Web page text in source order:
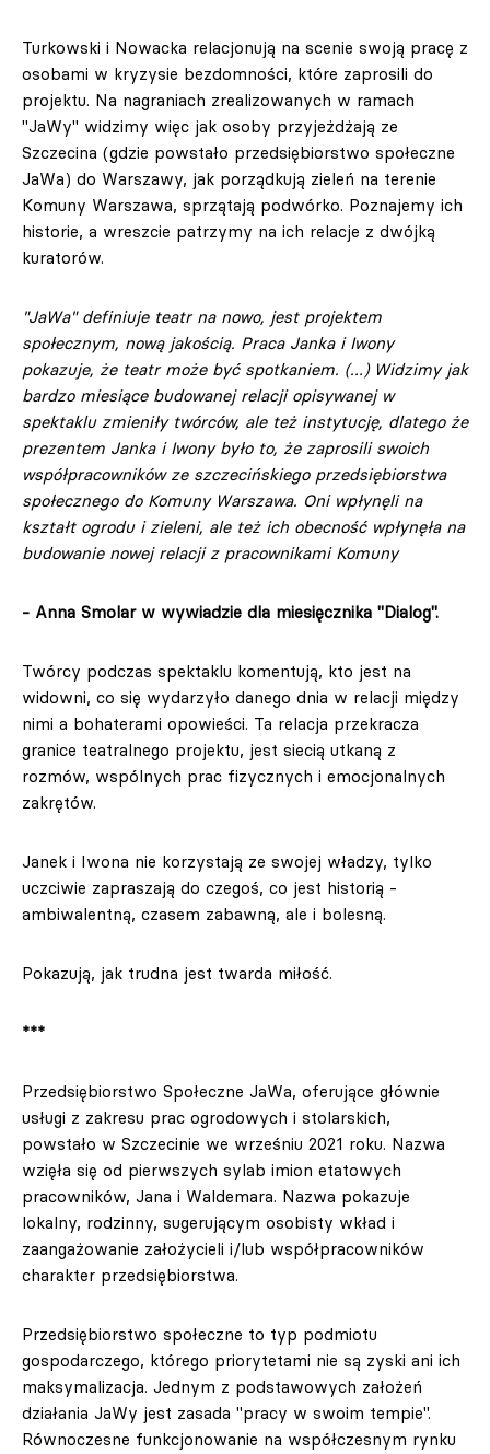
Turkowski i Nowacka relacjonują na scenie swoją pracę z
osobami w kryzysie bezdomności, które zaprosili do
projektu. Na nagraniach zrealizowanych w ramach
"JaWy" widzimy więc jak osoby przyjeżdżają ze
Szczecina (gdzie powstało przedsiębiorstwo społeczne
JaWa) do Warszawy, jak porządkują zieleń na terenie
Komuny Warszawa, sprzątają podwórko. Poznajemy ich
historie, a wreszcie patrzymy na ich relacje z dwójką
kuratorów.
"JaWa" definiuje teatr na nowo, jest projektem
społecznym, nową jakością. Praca Janka i Iwony
pokazuje, że teatr może być spotkaniem. (…) Widzimy jak
bardzo miesiące budowanej relacji opisywanej w
spektaklu zmieniły twórców, ale też instytucję, dlatego że
prezentem Janka i Iwony było to, że zaprosili swoich
współpracowników ze szczecińskiego przedsiębiorstwa
społecznego do Komuny Warszawa. Oni wpłynęli na
kształt ogrodu i zieleni, ale też ich obecność wpłynęła na
budowanie nowej relacji z pracownikami Komuny
- Anna Smolar w wywiadzie dla miesięcznika "Dialog".
Twórcy podczas spektaklu komentują, kto jest na
widowni, co się wydarzyło danego dnia w relacji między
nimi a bohaterami opowieści. Ta relacja przekracza
granice teatralnego projektu, jest siecią utkaną z
rozmów, wspólnych prac fizycznych i emocjonalnych
zakrętów.
Janek i Iwona nie korzystają ze swojej władzy, tylko
uczciwie zapraszają do czegoś, co jest historią -
ambiwalentną, czasem zabawną, ale i bolesną.
Pokazują, jak trudna jest twarda miłość.
***
Przedsiębiorstwo Społeczne JaWa, oferujące głównie
usługi z zakresu prac ogrodowych i stolarskich,
powstało w Szczecinie we wrześniu 2021 roku. Nazwa
wzięła się od pierwszych sylab imion etatowych
pracowników, Jana i Waldemara. Nazwa pokazuje
lokalny, rodzinny, sugerującym osobisty wkład i
zaangażowanie założycieli i/lub współpracowników
charakter przedsiębiorstwa.
Przedsiębiorstwo społeczne to typ podmiotu
gospodarczego, którego priorytetami nie są zyski ani ich
maksymalizacja. Jednym z podstawowych założeń
działania JaWy jest zasada "pracy w swoim tempie".
Równoczesne funkcjonowanie na współczesnym rynku